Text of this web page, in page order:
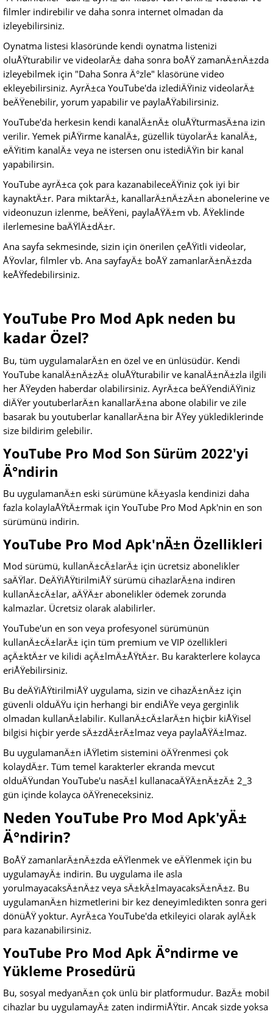
filmler indirebilir ve daha sonra internet olmadan da
izleyebilirsiniz.
Oynatma listesi klasöründe kendi oynatma listenizi
oluÅŸturabilir ve videolarÄ± daha sonra boÅŸ zamanÄ±nÄ±zda
izleyebilmek için "Daha Sonra Ä°zle" klasörüne video
ekleyebilirsiniz. AyrÄ±ca YouTube'da izlediÄŸiniz videolarÄ±
beÄŸenebilir, yorum yapabilir ve paylaÅŸabilirsiniz.
YouTube'da herkesin kendi kanalÄ±nÄ± oluÅŸturmasÄ±na izin
verilir. Yemek piÅŸirme kanalÄ±, güzellik tüyolarÄ± kanalÄ±,
eÄŸitim kanalÄ± veya ne istersen onu istediÄŸin bir kanal
yapabilirsin.
YouTube ayrÄ±ca çok para kazanabileceÄŸiniz çok iyi bir
kaynaktÄ±r. Para miktarÄ±, kanallarÄ±nÄ±zÄ±n abonelerine ve
videonuzun izlenme, beÄŸeni, paylaÅŸÄ±m vb. ÅŸeklinde
ilerlemesine baÄŸlÄ±dÄ±r.
Ana sayfa sekmesinde, sizin için önerilen çeÅŸitli videolar,
ÅŸovlar, filmler vb. Ana sayfayÄ± boÅŸ zamanlarÄ±nÄ±zda
keÅŸfedebilirsiniz.
YouTube Pro Mod Apk neden bu
kadar Özel?
Bu, tüm uygulamalarÄ±n en özel ve en ünlüsüdür. Kendi
YouTube kanalÄ±nÄ±zÄ± oluÅŸturabilir ve kanalÄ±nÄ±zla ilgili
her ÅŸeyden haberdar olabilirsiniz. AyrÄ±ca beÄŸendiÄŸiniz
diÄŸer youtuberlarÄ±n kanallarÄ±na abone olabilir ve zile
basarak bu youtuberlar kanallarÄ±na bir ÅŸey yüklediklerinde
size bildirim gelebilir.
YouTube Pro Mod Son Sürüm 2022'yi
Ä°ndirin
Bu uygulamanÄ±n eski sürümüne kÄ±yasla kendinizi daha
fazla kolaylaÅŸtÄ±rmak için YouTube Pro Mod Apk'nin en son
sürümünü indirin.
YouTube Pro Mod Apk'nÄ±n Özellikleri
Mod sürümü, kullanÄ±cÄ±larÄ± için ücretsiz abonelikler
saÄŸlar. DeÄŸiÅŸtirilmiÅŸ sürümü cihazlarÄ±na indiren
kullanÄ±cÄ±lar, aÄŸÄ±r abonelikler ödemek zorunda
kalmazlar. Ücretsiz olarak alabilirler.
YouTube'un en son veya profesyonel sürümünün
kullanÄ±cÄ±larÄ± için tüm premium ve VIP özellikleri
açÄ±ktÄ±r ve kilidi açÄ±lmÄ±ÅŸtÄ±r. Bu karakterlere kolayca
eriÅŸebilirsiniz.
Bu deÄŸiÅŸtirilmiÅŸ uygulama, sizin ve cihazÄ±nÄ±z için
güvenli olduÄŸu için herhangi bir endiÅŸe veya gerginlik
olmadan kullanÄ±labilir. KullanÄ±cÄ±larÄ±n hiçbir kiÅŸisel
bilgisi hiçbir yerde sÄ±zdÄ±rÄ±lmaz veya paylaÅŸÄ±lmaz.
Bu uygulamanÄ±n iÅŸletim sistemini öÄŸrenmesi çok
kolaydÄ±r. Tüm temel karakterler ekranda mevcut
olduÄŸundan YouTube'u nasÄ±l kullanacaÄŸÄ±nÄ±zÄ± 2_3
gün içinde kolayca öÄŸreneceksiniz.
Neden YouTube Pro Mod Apk'yÄ±
Ä°ndirin?
BoÅŸ zamanlarÄ±nÄ±zda eÄŸlenmek ve eÄŸlenmek için bu
uygulamayÄ± indirin. Bu uygulama ile asla
yorulmayacaksÄ±nÄ±z veya sÄ±kÄ±lmayacaksÄ±nÄ±z. Bu
uygulamanÄ±n hizmetlerini bir kez deneyimledikten sonra geri
dönüÅŸ yoktur. AyrÄ±ca YouTube'da etkileyici olarak aylÄ±k
para kazanabilirsiniz.
YouTube Pro Mod Apk Ä°ndirme ve
Yükleme Prosedürü
Bu, sosyal medyanÄ±n çok ünlü bir platformudur. BazÄ± mobil
cihazlar bu uygulamayÄ± zaten indirmiÅŸtir. Ancak sizde yoksa